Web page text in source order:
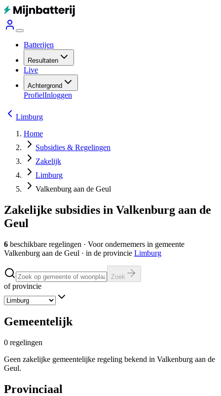
Batterijen
Resultaten
Live
Achtergrond
ProfielInloggen
Limburg
Home
Subsidies & Regelingen
Zakelijk
Limburg
Valkenburg aan de Geul
Zakelijke subsidies in Valkenburg aan de
Geul
6 beschikbare regelingen · Voor ondernemers in gemeente
Valkenburg aan de Geul · in de provincie Limburg
Zoek
of provincie
Gemeentelijk
0 regelingen
Geen zakelijke gemeentelijke regeling bekend in Valkenburg aan de
Geul.
Provinciaal